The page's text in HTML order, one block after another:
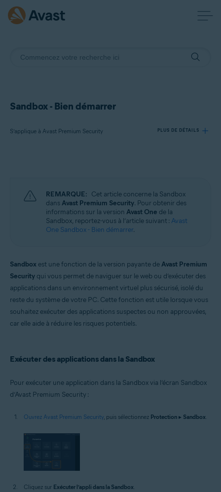
Sandbox - Bien démarrer
S’applique à Avast Premium Security PLUS DE DÉTAILS
Systèmes d'exploitation:
REMARQUE: Cet article concerne la Sandbox
dansAvast Premium Security. Pour obtenir des
informations sur la version Avast One de la
Sandbox, reportez-vous à l’article suivant : Avast
One Sandbox - Bien démarrer.
Sandbox est une fonction de la version payante deAvast Premium
Security qui vous permet de naviguer sur le web ou d’exécuter des
applications dans un environnement virtuel plus sécurisé, isolé du
reste du système de votre PC. Cette fonction est utile lorsque vous
souhaitez exécuter des applications suspectes ou non approuvées,
car elle aide à réduire les risques potentiels.
Exécuter des applications dans la Sandbox
Pour exécuter une application dans la Sandbox via l’écran Sandbox
d’Avast Premium Security :
Ouvrez Avast Premium Security, puis sélectionnez Protection ▸ Sandbox.
Cliquez sur Exécuter l’appli dans la Sandbox.